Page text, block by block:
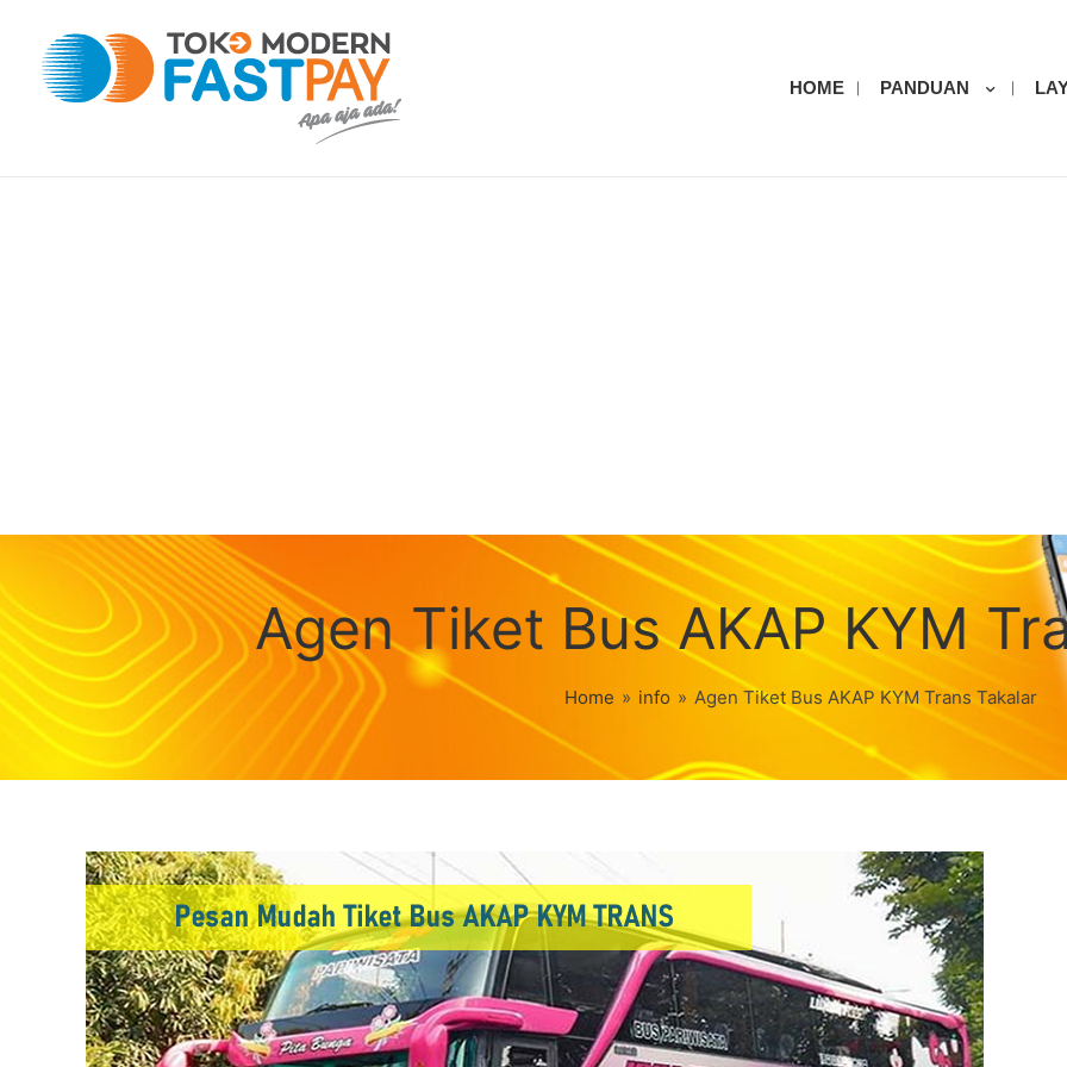
HOME PANDUAN
Agen Tiket Bus AKAP KYM
Home » info » Agen Tiket Bus AKAP KYM Trans Takalar